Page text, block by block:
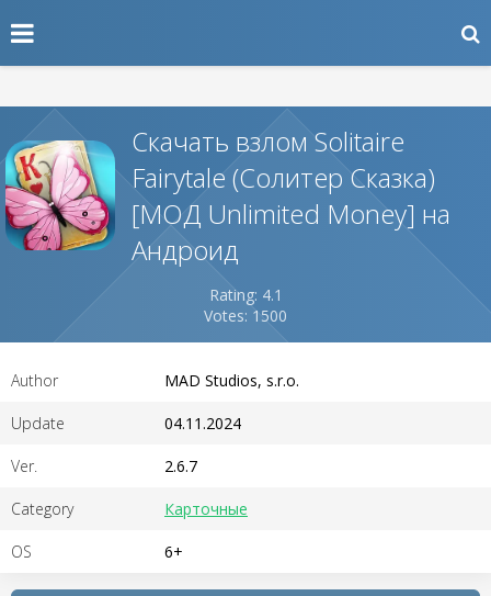
Скачать взлом Solitaire
Fairytale (Солитер Сказка)
[МОД Unlimited Money] на
Андроид
Rating: 4.1
Votes: 1500
Author MAD Studios, s.r.o.
Update 04.11.2024
Ver. 2.6.7
Category Карточные
OS 6+